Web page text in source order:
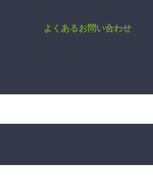
ェブ参照制限時
よくあるお問い合わせ